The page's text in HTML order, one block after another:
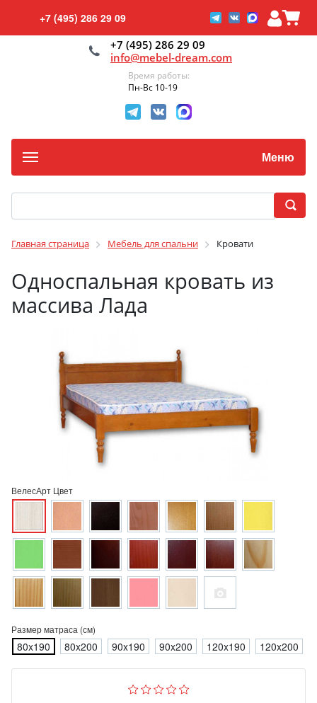
+7 (495) 286 29 09
+7 (495) 286 29 09
info@mebel-dream.com
Время работы:
Пн-Вс 10-19
Меню
Главная страница Мебель для спальни Кровати
Односпальная кровать из
массива Лада
ВелесАрт Цвет
Размер матраса (см)
80x190 80x200 90x190 90x200 120x190 120x200